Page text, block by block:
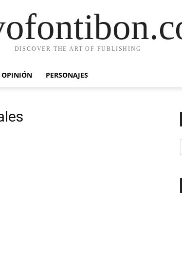
DISCOVER THE ART OF PUBLISHING
OPINIÓN PERSONAJES